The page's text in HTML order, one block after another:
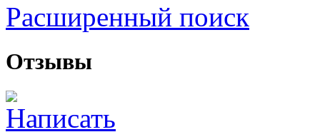
Расширенный поиск
Отзывы